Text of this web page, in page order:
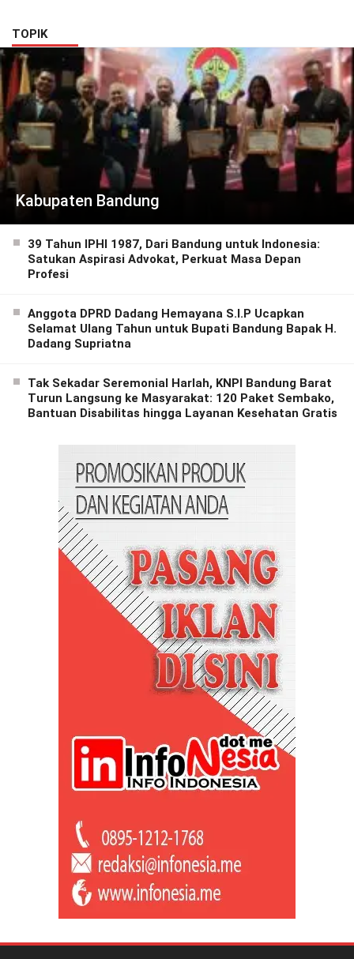
TOPIK
Kabupaten Bandung
39 Tahun IPHI 1987, Dari Bandung untuk Indonesia:
Satukan Aspirasi Advokat, Perkuat Masa Depan
Profesi
Anggota DPRD Dadang Hemayana S.I.P Ucapkan
Selamat Ulang Tahun untuk Bupati Bandung Bapak H.
Dadang Supriatna
Tak Sekadar Seremonial Harlah, KNPI Bandung Barat
Turun Langsung ke Masyarakat: 120 Paket Sembako,
Bantuan Disabilitas hingga Layanan Kesehatan Gratis